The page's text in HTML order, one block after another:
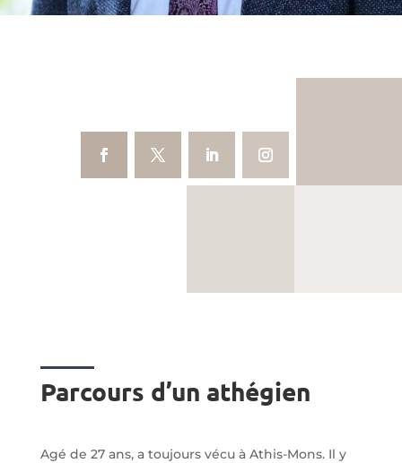
Parcours d’un athégien
Agé de 27 ans, a toujours vécu à Athis-Mons. Il y